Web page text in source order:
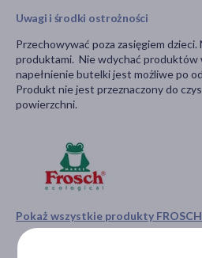
Pokaż wszystkie produkty FROSCH
Uwagi i środki ostrożności
Przechowywać poza zasięgiem dzieci.
produktami. Nie wdychać produktów
napełnienie butelki jest możliwe po
Produkt nie jest przeznaczony do
powierzchni.